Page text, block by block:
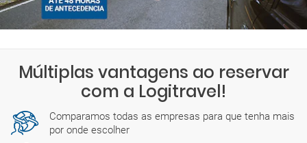
Múltiplas vantagens ao reservar
com a Logitravel!
Comparamos todas as empresas para que tenha mais
por onde escolher